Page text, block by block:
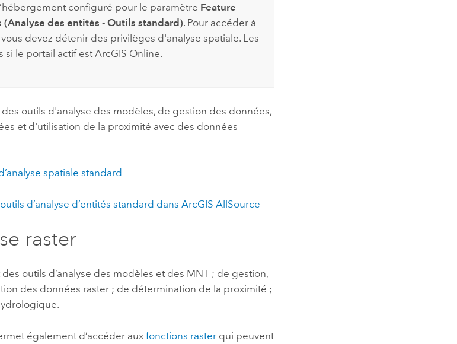
configuré pour le paramètre Feature
(Analyse des entités - Outils standard). Pour accéder à
devez détenir des privilèges d'analyse spatiale. Les
si le portail actif estArcGIS Online.
outils d'analyse des modèles, de gestion des données,
et d'utilisation de la proximité avec des données
spatiale standard
d’analyse d’entités standard dansArcGIS AllSource
raster
outils d’analyse des modèles et des MNT ; de gestion,
des données raster ; de détermination de la proximité ;
également d’accéder auxfonctions raster qui peuvent